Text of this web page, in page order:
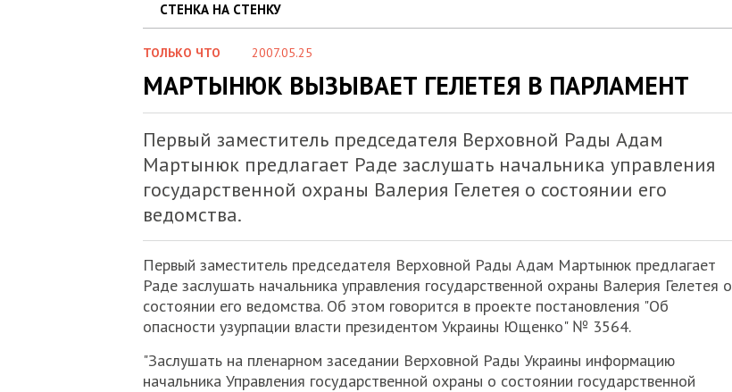
СТЕНКА НА СТЕНКУ
ТОЛЬКО ЧТО 2007.05.25
МАРТЫНЮК ВЫЗЫВАЕТ ГЕЛЕТЕЯ В ПАРЛАМЕНТ
Первый заместитель председателя Верховной Рады Адам
Мартынюк предлагает Раде заслушать начальника управления
государственной охраны Валерия Гелетея о состоянии его
ведомства.
Первый заместитель председателя Верховной Рады Адам Мартынюк предлагает
Раде заслушать начальника управления государственной охраны Валерия Гелетея о
состоянии его ведомства. Об этом говорится в проекте постановления "Об
опасности узурпации власти президентом Украины Ющенко" № 3564.
"Заслушать на пленарном заседании Верховной Рады Украины информацию
начальника Управления государственной охраны о состоянии государственной